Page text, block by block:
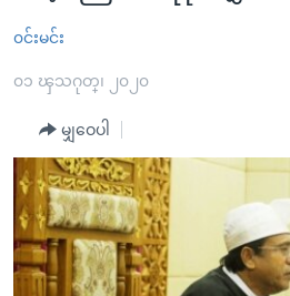
များ
ပင်မ
ကျော်
ကြည့်
ပင်မ
နိုင်ငံတကာ
အစ္စရေး-ပါလက်စတိုင်း
ဗွီဒီယို
အင်္ဂလိပ်စာလေ့လာမယ်
အမေရိကန်သုံးအီဒီယံ
မကြေးမုံရဲ့ အင်္ဂလိပ်စာ
ရုပ်ရှင်ထဲက အင်္ဂလိပ်စာ
အပတ်စဉ်ကဏ္ဍများ
ရေဒီယို
တီဗွီ
ရေဒီယိုနှင့်ရုပ်သံ အချက်အလက်များ
ရေဒီယို/တီဗွီအစီအစဉ်
၀င်းမင်း
၀၁ ၾသဂုတ္၊ ၂၀၂၀
မျှဝေပါ